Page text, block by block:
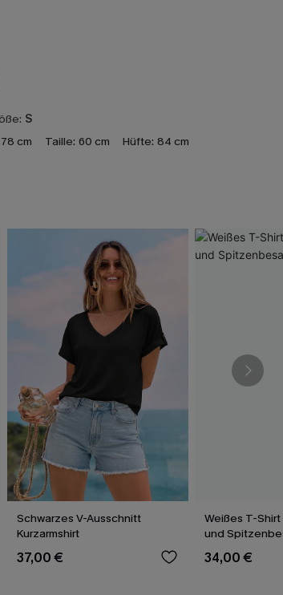
S
78 cm Taille: 60 cm Hüfte: 84 cm
Schwarzes V-Ausschnitt
Kurzarmshirt
37,00 €
Weißes T-
und
34,00 €